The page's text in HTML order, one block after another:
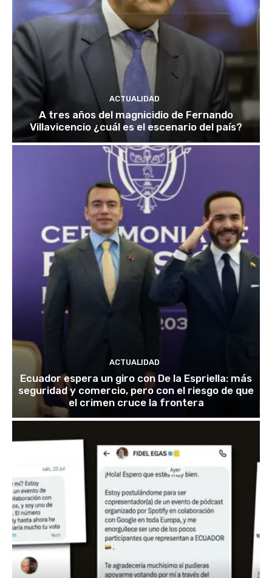
ACTUALIDAD
A tres años del magnicidio de Fernando
Villavicencio ¿cuál es el escenario del país?
ACTUALIDAD
Ecuador espera un giro con De la Espriella: más
seguridad y comercio, pero con el riesgo de que
el crimen cruce la frontera